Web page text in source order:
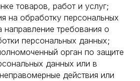
товаров, работ и услуг;
на обработку персональных
требования о
персональных данных;
орган по защите
данных или в
действия или